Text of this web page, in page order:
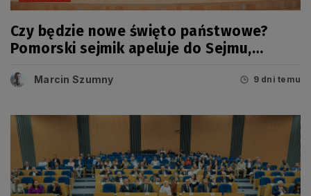
Czy będzie nowe święto państwowe?
Pomorski sejmik apeluje do Sejmu,
Marcin Szumny 9 dni temu